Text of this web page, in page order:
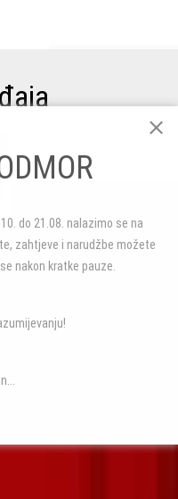
do 21.08. nalazimo se na
zahtjeve i narudžbe možete
nakon kratke pauze.